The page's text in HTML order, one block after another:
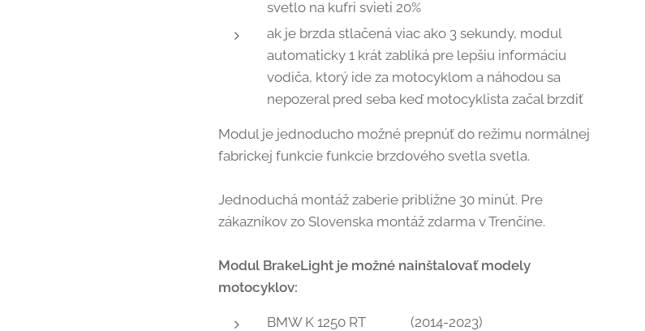
svetlo na kufri svieti 20%
ak je brzda stlačená viac ako 3 sekundy, modul
automaticky 1 krát zabliká pre lepšiu informáciu
vodiča, ktorý ide za motocyklom a náhodou sa
nepozeral pred seba keď motocyklista začal brzdiť
Modul je jednoducho možné prepnúť do režimu normálnej
fabrickej funkcie funkcie brzdového svetla svetla.
Jednoduchá montáž zaberie približne 30 minút. Pre
zákazníkov zo Slovenska montáž zdarma v Trenčíne.
Modul BrakeLight je možné nainštalovať modely
motocyklov:
BMW K 1250 RT (2014-2023)